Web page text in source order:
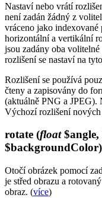
Nastaví nebo vrátí
není zadán žádný z
vráceno jako indexované
horizontální a vertikální
jsou zadány oba
rozlišení se nastaví na
Rozlišení se používá
čteny a zapisovány do
(aktuálně PNG a JPEG).
Výchozí rozlišení
rotate (float$angle,
$backgroundColor)
Otočí obrázek pomocí
je střed obrazu a
obraz. (více)